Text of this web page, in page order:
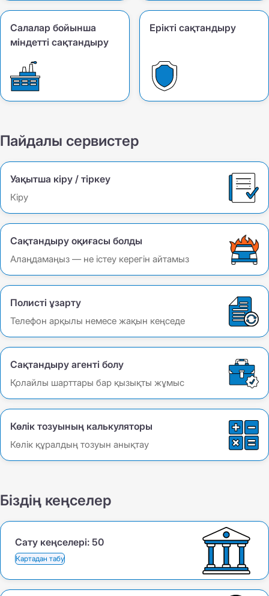
Салалар бойынша
міндетті сақтандыру
Ерікті сақтандыру
Пайдалы сервистер
Уақытша кіру / тіркеу
Кіру
Сақтандыру оқиғасы болды
Алаңдамаңыз — не істеу керегін айтамыз
Полисті ұзарту
Телефон арқылы немесе жақын кеңседе
Сақтандыру агенті болу
Қолайлы шарттары бар қызықты жұмыс
Көлік тозуының калькуляторы
Көлік құралдың тозуын анықтау
Біздің кеңселер
Сату кеңселері: 50
Картадан табу